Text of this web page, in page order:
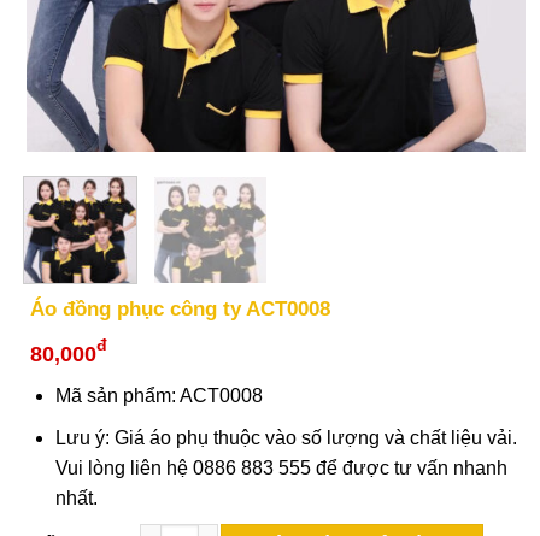
Áo đồng phục công ty ACT0008
80,000đ
Mã sản phẩm: ACT0008
Lưu ý: Giá áo phụ thuộc vào số lượng và chất liệu vải.
Vui lòng liên hệ 0886 883 555 để được tư vấn nhanh
nhất.